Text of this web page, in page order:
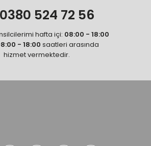
0380 524 72 56
hafta içi: 08:00 - 18:00
- 18:00 saatleri arasında
hizmet vermektedir.